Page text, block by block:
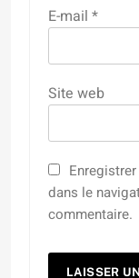
E-mail *
Site web
dans le
commentaire.